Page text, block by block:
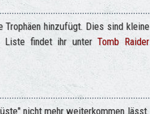
Trophäen hinzufügt. Dies sind kleine
Liste findet ihr unterTomb Raider
nicht mehr weiterkommen lässt.